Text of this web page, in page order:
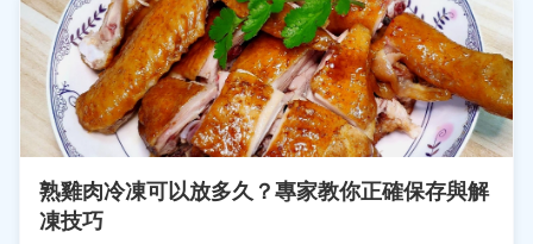
熟雞肉冷凍可以放多久？專家教你正確保存與解
凍技巧